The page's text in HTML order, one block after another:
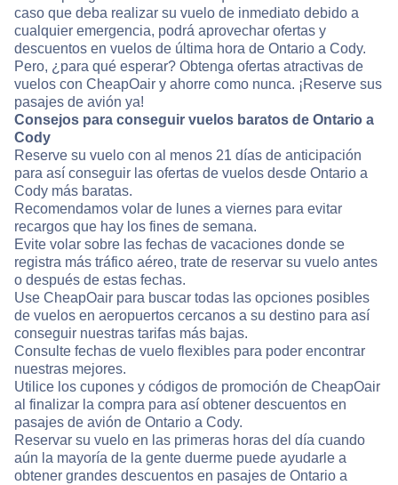
caso que deba realizar su vuelo de inmediato debido a
cualquier emergencia, podrá aprovechar ofertas y
descuentos en vuelos de última hora de Ontario a Cody.
Pero, ¿para qué esperar? Obtenga ofertas atractivas de
vuelos con CheapOair y ahorre como nunca. ¡Reserve sus
pasajes de avión ya!
Consejos para conseguir vuelos baratos de Ontario a
Cody
Reserve su vuelo con al menos 21 días de anticipación
para así conseguir las ofertas de vuelos desde Ontario a
Cody más baratas.
Recomendamos volar de lunes a viernes para evitar
recargos que hay los fines de semana.
Evite volar sobre las fechas de vacaciones donde se
registra más tráfico aéreo, trate de reservar su vuelo antes
o después de estas fechas.
Use CheapOair para buscar todas las opciones posibles
de vuelos en aeropuertos cercanos a su destino para así
conseguir nuestras tarifas más bajas.
Consulte fechas de vuelo flexibles para poder encontrar
nuestras mejores.
Utilice los cupones y códigos de promoción de CheapOair
al finalizar la compra para así obtener descuentos en
pasajes de avión de Ontario a Cody.
Reservar su vuelo en las primeras horas del día cuando
aún la mayoría de la gente duerme puede ayudarle a
obtener grandes descuentos en pasajes de Ontario a